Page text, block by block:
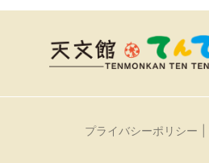
プライバシーポリシー